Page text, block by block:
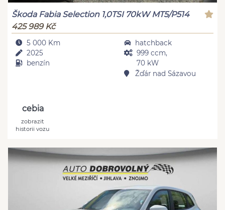
Škoda Fabia Selection 1,0TSI 70kW MT5/P514
425 989 Kč
5 000 Km
2025
benzín
hatchback
999 ccm,
70 kW
Žďár nad Sázavou
cebia
zobrazit
historii vozu